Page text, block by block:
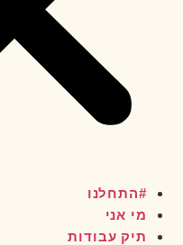
#התחלנו
מי אני
תיק עבודות